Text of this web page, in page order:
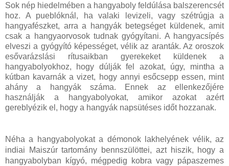
Sok nép hiedelmében a hangyaboly feldúlása balszerencsét
hoz. A pueblóknál, ha valaki levizeli, vagy szétrúgja a
hangyafészket, arra a hangyák betegséget küldenek, amit
csak a hangyaorvosok tudnak gyógyítani. A hangyacsípés
elveszi a gyógyító képességet, vélik az aranták. Az oroszok
esővarázslási rítusaikban gyerekeket küldenek a
hangyabolyokhoz, hogy dúlják fel azokat, úgy, mintha a
kútban kavarnák a vizet, hogy annyi esőcsepp essen, mint
ahány a hangyák száma. Ennek az ellenkezőjére
használják a hangyabolyokat, amikor azokat azért
gereblyézik el, hogy a hangyák napsütéses időt hozzanak.
Néha a hangyabolyokat a démonok lakhelyének vélik, az
indiai Maiszúr tartomány bennszülöttei, azt hiszik, hogy a
hangyabolyban kígyó, mégpedig kobra vagy pápaszemes